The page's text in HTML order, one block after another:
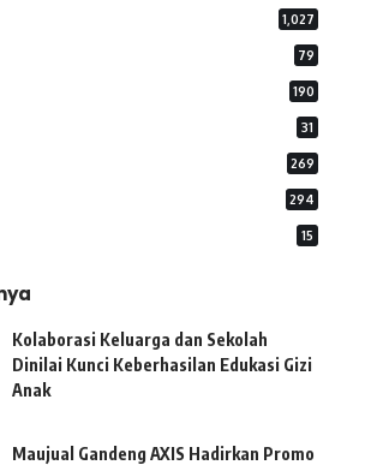
1,027
79
190
31
269
294
15
Kolaborasi Keluarga dan Sekolah
Dinilai Kunci Keberhasilan Edukasi Gizi
Anak
Maujual Gandeng AXIS Hadirkan Promo